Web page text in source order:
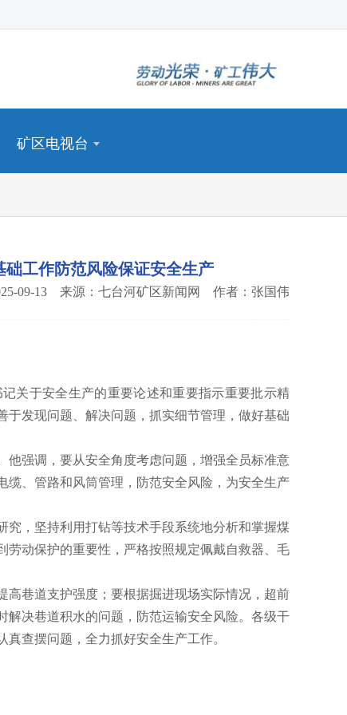
矿区电视台
工作防范风险保证安全生产
09-13 来源：七台河矿区新闻网 作者：张国伟
关于安全生产的重要论述和重要指示重要批示精
发现问题、解决问题，抓实细节管理，做好基础
他强调，要从安全角度考虑问题，增强全员标准意
、管路和风筒管理，防范安全风险，为安全生产
究，坚持利用打钻等技术手段系统地分析和掌握煤
劳动保护的重要性，严格按照规定佩戴自救器、毛
高巷道支护强度；要根据掘进现场实际情况，超前
决巷道积水的问题，防范运输安全风险。各级干
查摆问题，全力抓好安全生产工作。